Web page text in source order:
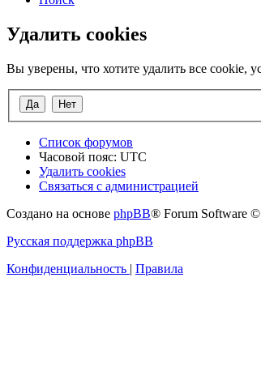
Удалить cookies
Вы уверены, что хотите удалить все cookie,
Список форумов
Часовой пояс: UTC
Удалить cookies
Связаться с администрацией
Создано на основе phpBB® Forum Software
Русская поддержка phpBB
Конфиденциальность | Правила